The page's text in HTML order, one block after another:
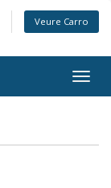
Veure Carro